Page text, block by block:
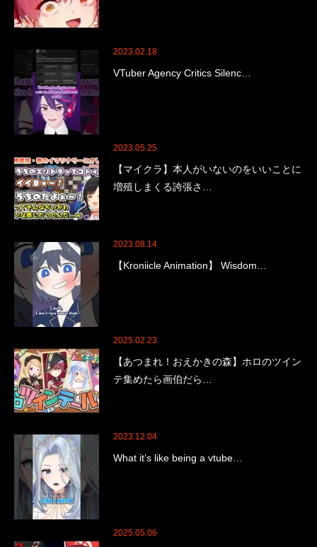
2023.02.18
VTuber Agency Critics Silenc…
2023.05.25
【マイクラ】本人がいないのをいいことに
増殖しまくる誇張さ…
2023.08.14
【Kroniicle Animation】 Wisdom…
2025.02.23
【あつまれ！おえかきの森】ホロのツイン
テ集めたら画伯だら…
2023.12.04
What it’s like being a vtube…
2025.05.06